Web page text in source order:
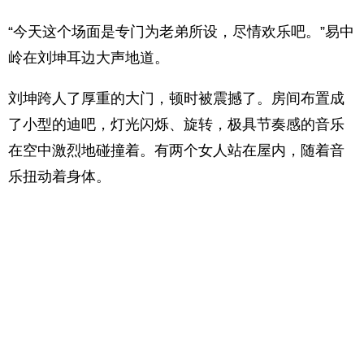
“今天这个场面是专门为老弟所设，尽情欢乐吧。”易中
岭在刘坤耳边大声地道。
刘坤跨人了厚重的大门，顿时被震撼了。房间布置成
了小型的迪吧，灯光闪烁、旋转，极具节奏感的音乐
在空中激烈地碰撞着。有两个女人站在屋内，随着音
乐扭动着身体。